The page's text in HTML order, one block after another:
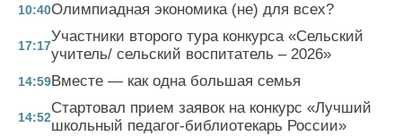
10:40Олимпиадная экономика (не) для всех?
17:17
Участники второго тура конкурса «Сельский
учитель/ сельский воспитатель – 2026»
14:59Вместе — как одна большая семья
14:52
Стартовал прием заявок на конкурс «Лучший
школьный педагог-библиотекарь России»